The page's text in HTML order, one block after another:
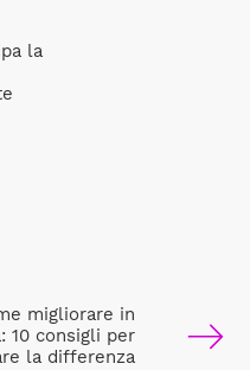
la
migliorare in
10 consigli per
la differenza